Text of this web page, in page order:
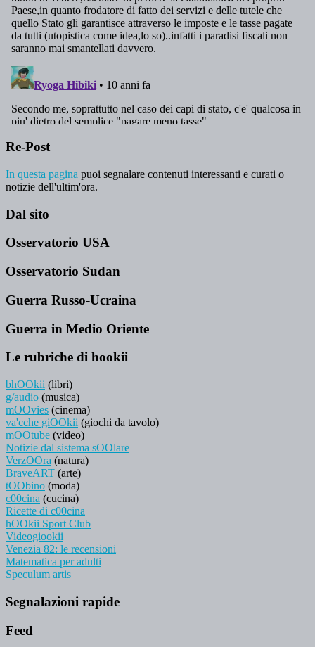
Re-Post
In questa pagina puoi segnalare contenuti interessanti e curati o
notizie dell'ultim'ora.
Dal sito
Osservatorio USA
Osservatorio Sudan
Guerra Russo-Ucraina
Guerra in Medio Oriente
Le rubriche di hookii
bhOOkii (libri)
g/audio (musica)
mOOvies (cinema)
va'cche giOOkii (giochi da tavolo)
mOOtube (video)
Notizie dal sistema sOOlare
VerzOOra (natura)
BraveART (arte)
tOObino (moda)
c00cina (cucina)
Ricette di c00cina
hOOkii Sport Club
Videogiookii
Venezia 82: le recensioni
Matematica per adulti
Speculum artis
Segnalazioni rapide
Feed